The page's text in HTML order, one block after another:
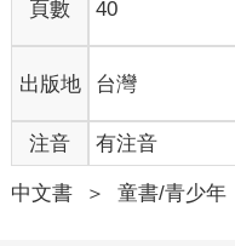
頁數 40
出版地 台灣
注音 有注音
中文書 ＞ 童書/青少年